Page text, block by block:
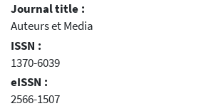
Journal title :
Auteurs et Media
ISSN :
1370-6039
eISSN :
2566-1507